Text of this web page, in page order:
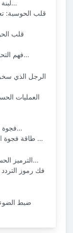
بوابة AND: لبنة أساسية في الم…
فهم التحويلات الحسابية في اله…
فجوة النطاق: لاعب رئيسي في ال…
طاقة فجوة النطاق: مفتاح سلوك …
الترميز الحسابي: أداة قوية لض…